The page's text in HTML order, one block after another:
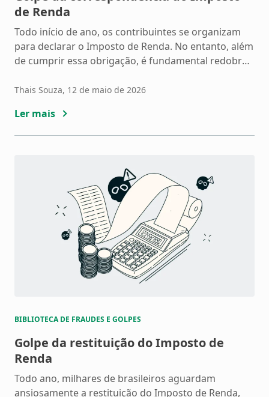
de Renda
Todo início de ano, os contribuintes se organizam
para declarar o Imposto de Renda. No entanto, além
de cumprir essa obrigação, é fundamental redobrar
período. Os criminosos aproveitam a movimentação
enganar contribuintes desatentos. Um dos golpes
mais comuns […]
Thais Souza, 12 de maio de 2026
Ler mais
BIBLIOTECA DE FRAUDES E GOLPES
Golpe da restituição do Imposto de
Renda
Todo ano, milhares de brasileiros aguardam
ansiosamente a restituição do Imposto de Renda,